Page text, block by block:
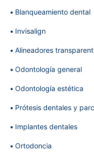
Blanqueamiento dental
Invisalign
Alineadores
Odontología general
Odontología estética
Prótesis dentales y
Implantes dentales
Ortodoncia